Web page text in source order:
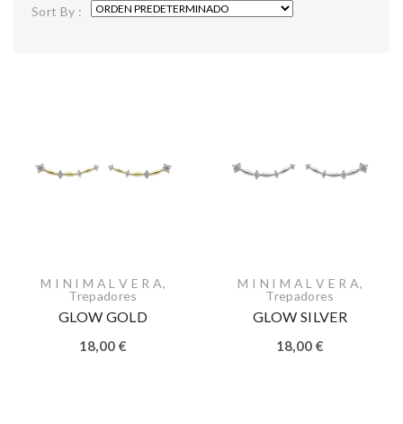
Sort By :
M I N I M A L V E R A,
Trepadores
GLOW GOLD
18,00 €
M I N I M A L V E R A,
Trepadores
GLOW SILVER
18,00 €